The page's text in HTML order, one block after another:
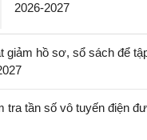
2026-2027
giảm hồ sơ, sổ sách để
tra tần số vô tuyến điện